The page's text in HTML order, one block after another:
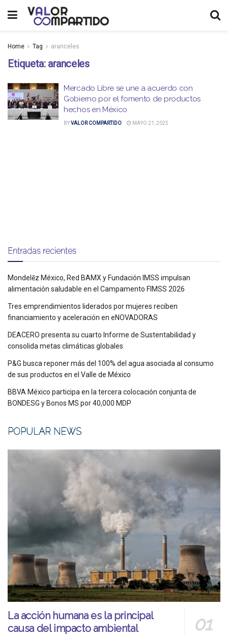
Home Tag aranceles
Etiqueta: aranceles
Mercado Libre se une a acuerdo con
Gobierno por el fomento de productos
hechos en México
BYVALOR COMPARTIDO MAYO 21, 2025
Entradas recientes
Mondelēz México, Red BAMX y Fundación IMSS impulsan
alimentación saludable en el Campamento FIMSS 2026
Tres emprendimientos liderados por mujeres reciben
financiamiento y aceleración en eNOVADORAS
DEACERO presenta su cuarto Informe de Sustentabilidad y
consolida metas climáticas globales
P&G busca reponer más del 100% del agua asociada al consumo
de sus productos en el Valle de México
BBVA México participa en la tercera colocación conjunta de
BONDESG y Bonos MS por 40,000 MDP
POPULAR NEWS
La acción humana es la principal
causa del impacto ambiental